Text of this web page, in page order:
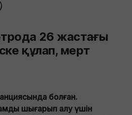
26 жастағы
құлап, мерт
болған.
шығарып алу үшін